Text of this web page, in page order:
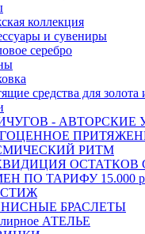
коллекция
и сувениры
серебро
средства для золота
- АВТОРСКИЕ
РИТМ
ОСТАТКОВ
ПО ТАРИФУ 15.000 р/г
БРАСЛЕТЫ
АТЕЛЬЕ